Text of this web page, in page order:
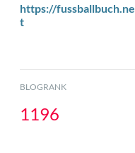
https://fussballbuch.ne
t
BLOGRANK
1196